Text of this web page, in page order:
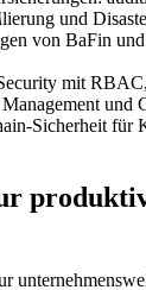
und
von BaFin
mit
und
Sicherheit für